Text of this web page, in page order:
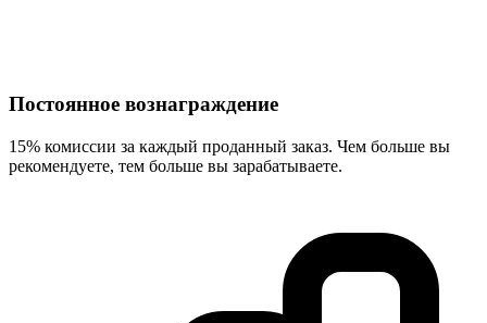
Постоянное вознаграждение
15% комиссии за каждый проданный заказ. Чем больше вы
рекомендуете, тем больше вы зарабатываете.